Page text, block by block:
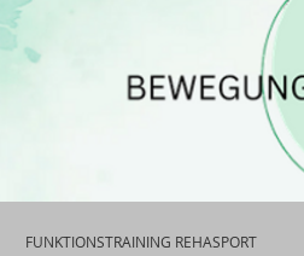
FUNKTIONSTRAINING REHASPORT